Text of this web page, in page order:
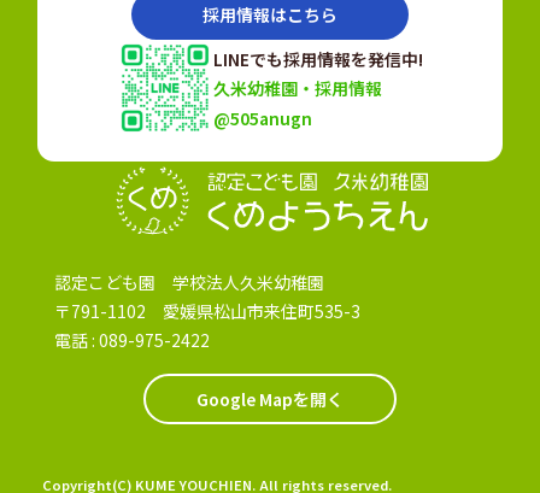
認定こども園 学校法人久米幼稚園
〒791-1102 愛媛県松山市来住町535-3
電話 : 089-975-2422
Google Mapを開く
採用情報はこちら
LINEでも採用情報を発信中!
久米幼稚園・採用情報
@505anugn
Copyright(C) KUME YOUCHIEN. All rights reserved.